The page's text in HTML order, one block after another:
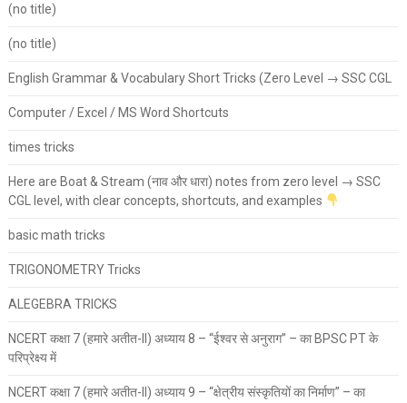
(no title)
(no title)
English Grammar & Vocabulary Short Tricks (Zero Level → SSC CGL
Computer / Excel / MS Word Shortcuts
times tricks
Here are Boat & Stream (नाव और धारा) notes from zero level → SSC
CGL level, with clear concepts, shortcuts, and examples
basic math tricks
TRIGONOMETRY Tricks
ALEGEBRA TRICKS
NCERT कक्षा 7 (हमारे अतीत-II) अध्याय 8 – “ईश्वर से अनुराग” – का BPSC PT के
परिप्रेक्ष्य में
NCERT कक्षा 7 (हमारे अतीत-II) अध्याय 9 – “क्षेत्रीय संस्कृतियों का निर्माण” – का